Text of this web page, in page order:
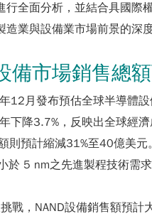
全面分析，並結合具國際
業與設備業市場前景的深度
市場銷售總
12月發布預估全球半導
降3.7%，反映出全球經
則預計縮減31%至40億美
5 nm之先進製程技術需
戰，NAND設備銷售額預計